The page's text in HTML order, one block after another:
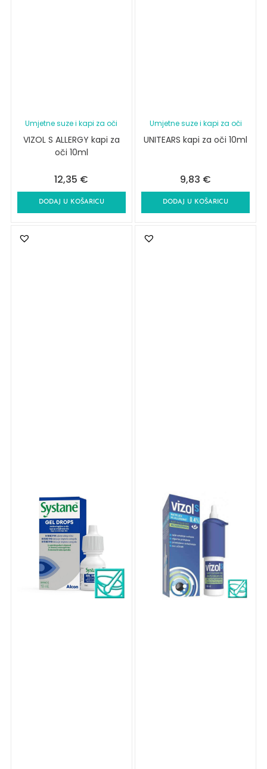
Umjetne suze i kapi za oči
VIZOL S ALLERGY kapi za
oči 10ml
12,35 €
DODAJ U KOŠARICU
Umjetne suze i kapi za oči
UNITEARS kapi za oči 10ml
9,83 €
DODAJ U KOŠARICU